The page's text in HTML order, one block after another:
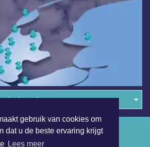
gebruik van cookies om
dat u de beste ervaring krijgt
Lees meer
in de regio